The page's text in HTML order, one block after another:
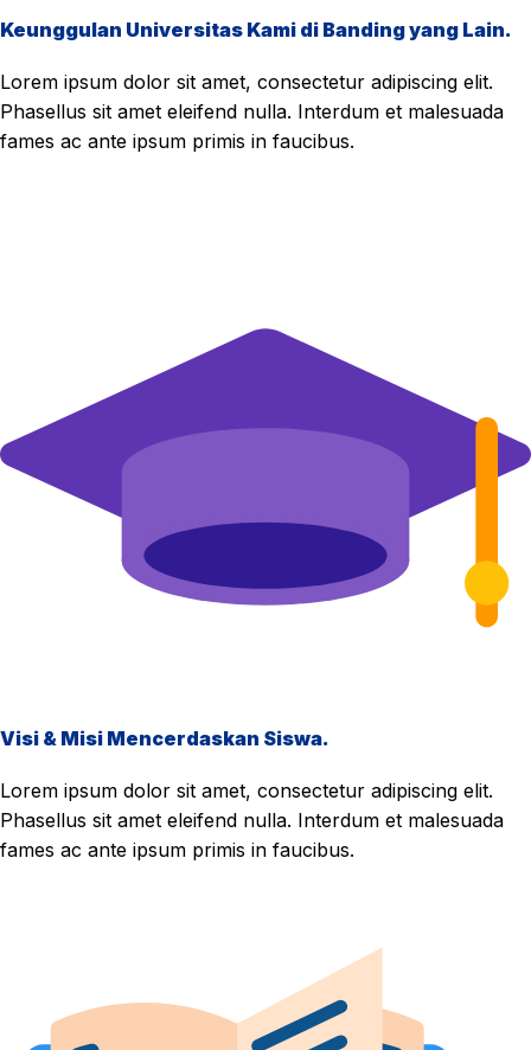
Keunggulan Universitas Kami di Banding yang Lain.
Lorem ipsum dolor sit amet, consectetur adipiscing elit.
Phasellus sit amet eleifend nulla. Interdum et malesuada
fames ac ante ipsum primis in faucibus.
Visi & Misi Mencerdaskan Siswa.
Lorem ipsum dolor sit amet, consectetur adipiscing elit.
Phasellus sit amet eleifend nulla. Interdum et malesuada
fames ac ante ipsum primis in faucibus.